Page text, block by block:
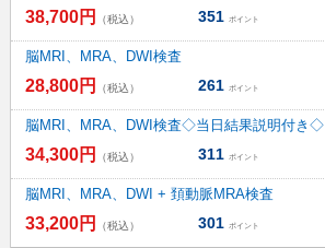
38,700円 （税込） 351 ポイント
脳MRI、MRA、DWI検査
28,800円 （税込） 261 ポイント
脳MRI、MRA、DWI検査◇当日結果説明付き◇
34,300円 （税込） 311 ポイント
脳MRI、MRA、DWI + 頚動脈MRA検査
33,200円 （税込） 301 ポイント